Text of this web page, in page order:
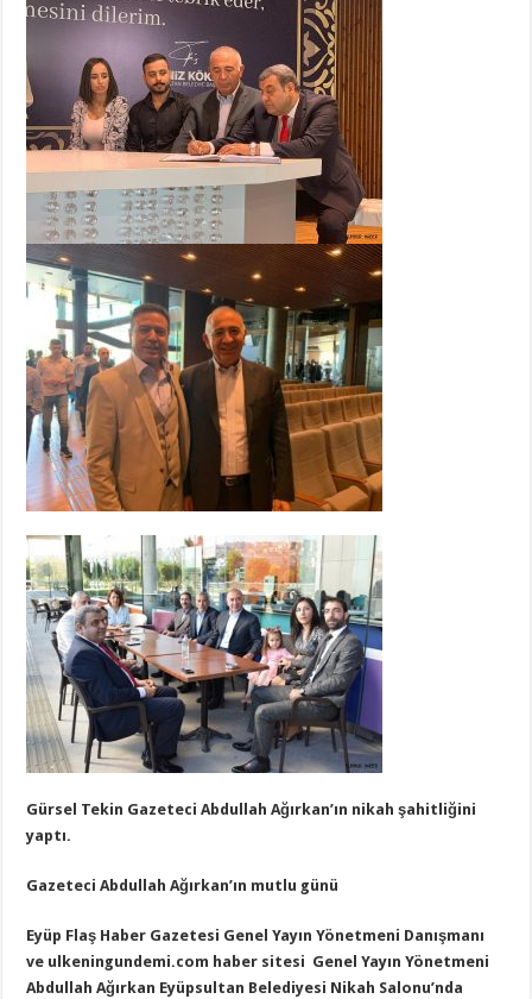
Gürsel Tekin Gazeteci Abdullah Ağırkan’ın nikah şahitliğini
yaptı.
Gazeteci Abdullah Ağırkan’ın mutlu günü
Eyüp Flaş Haber Gazetesi Genel Yayın Yönetmeni Danışmanı
ve ulkeningundemi.com haber sitesi Genel Yayın Yönetmeni
Abdullah Ağırkan Eyüpsultan Belediyesi Nikah Salonu’nda